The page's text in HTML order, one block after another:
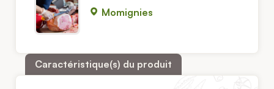
Momignies
Caractéristique(s) du produit